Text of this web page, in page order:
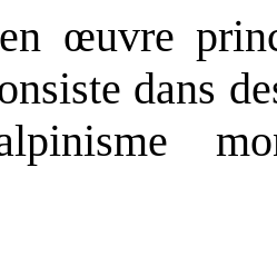
œuvre
dans